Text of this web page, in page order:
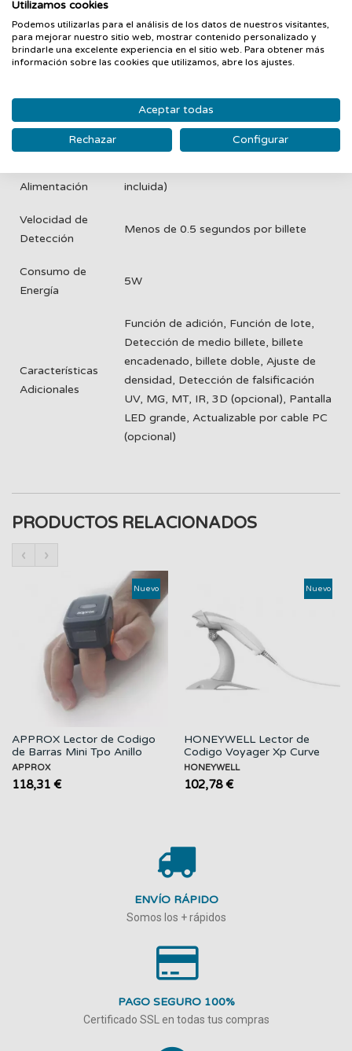
Ambiental
25% - 80%
Dimensiones 138 x 125 x 75 mm
Peso Neto 0.6 kg
Pantalla LED
Alimentación
incluida)
Velocidad de
Detección
Menos de 0.5 segundos por billete
Consumo de
Energía
5W
Características
Adicionales
Función de adición, Función de lote,
Detección de medio billete, billete
encadenado, billete doble, Ajuste de
densidad, Detección de falsificación
UV, MG, MT, IR, 3D (opcional), Pantalla
LED grande, Actualizable por cable PC
(opcional)
PRODUCTOS RELACIONADOS
‹ ›
Nuevo
APPROX Lector de Codigo
de Barras Mini Tpo Anillo
APPROX
118,31 €
Nuevo
HONEYWELL Lector de
Codigo Voyager Xp Curve
1400G / USB...
HONEYWELL
102,78 €
ENVÍO RÁPIDO
Somos los + rápidos
PAGO SEGURO 100%
Certificado SSL en todas tus compras
Utilizamos cookies
Podemos utilizarlas para el análisis de los datos de nuestros visitantes,
para mejorar nuestro sitio web, mostrar contenido personalizado y
brindarle una excelente experiencia en el sitio web. Para obtener más
información sobre las cookies que utilizamos, abre los ajustes.
Aceptar todas
Rechazar Configurar